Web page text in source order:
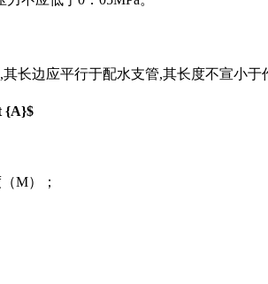
长边应平行于配水支管,其长度不宣小于
{A}$
M）；